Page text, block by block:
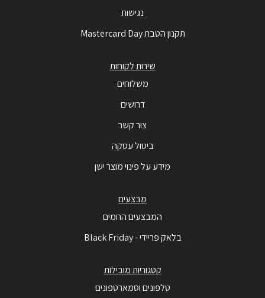
נגישות
תקנון הטבת Mastercard Day
שירות לקוחות
משלוחים
דרושים
צור קשר
ביטול עסקה
מידע על פינוי מוצר ישן
מבצעים
המבצעים החמים
בלאק פריידי - Black Friday
קטגוריות מובילות
טלפונים וסמארטפונים